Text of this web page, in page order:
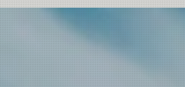
15ft 9g/139grains